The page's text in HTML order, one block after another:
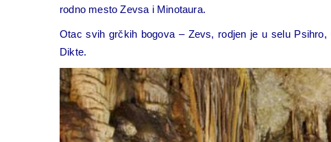
rodno mesto Zevsa i Minotaura.
Otac svih grčkih bogova – Zevs, rodjen je u selu
Dikte.